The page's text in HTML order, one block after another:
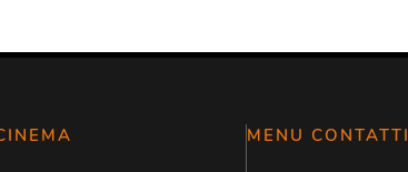
MENU CONTATTI